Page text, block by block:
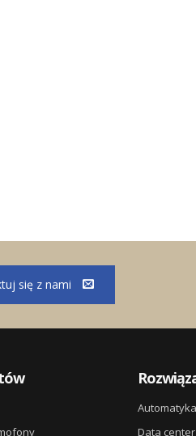
się z nami
Data